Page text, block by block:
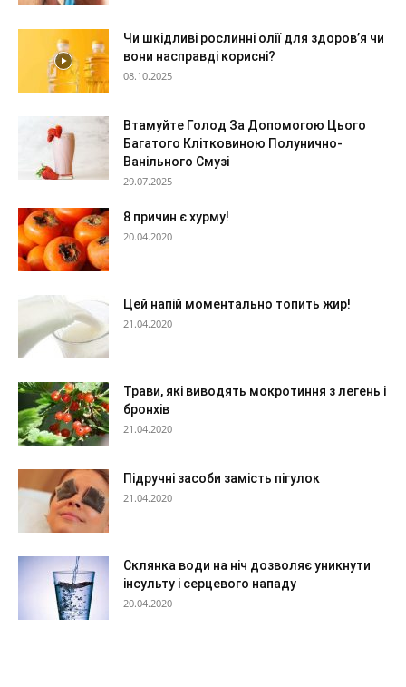
Чи шкідливі рослинні олії для здоров’я чи
вони насправді корисні?
08.10.2025
Втамуйте Голод За Допомогою Цього
Багатого Клітковиною Полунично-
Ванільного Смузі
29.07.2025
8 причин є хурму!
20.04.2020
Цей напій моментально топить жир!
21.04.2020
Трави, які виводять мокротиння з легень і
бронхів
21.04.2020
Підручні засоби замість пігулок
21.04.2020
Склянка води на ніч дозволяє уникнути
інсульту і серцевого нападу
20.04.2020